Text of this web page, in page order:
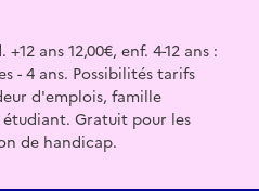
en ligne
shop/labyrinthe-
ans 12,00€, enf. 4-12 ans :
- 4 ans. Possibilités tarifs
d'emplois, famille
étudiant. Gratuit pour les
de handicap.